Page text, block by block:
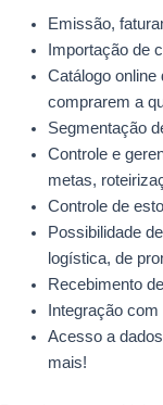
Emissão,
Importação de
Catálogo
comprarem a
Segmentação
Controle e
metas,
Controle de
Possibilidade
logística, de
Recebimento
Integração com
Acesso a
mais!